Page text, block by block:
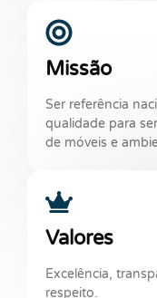
Missão
Ser referência
qualidade para
de móveis e
Valores
Excelência,
respeito.